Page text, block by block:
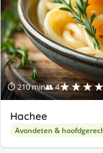
⏱ 210 min👥 4
Hachee
Avondeten &